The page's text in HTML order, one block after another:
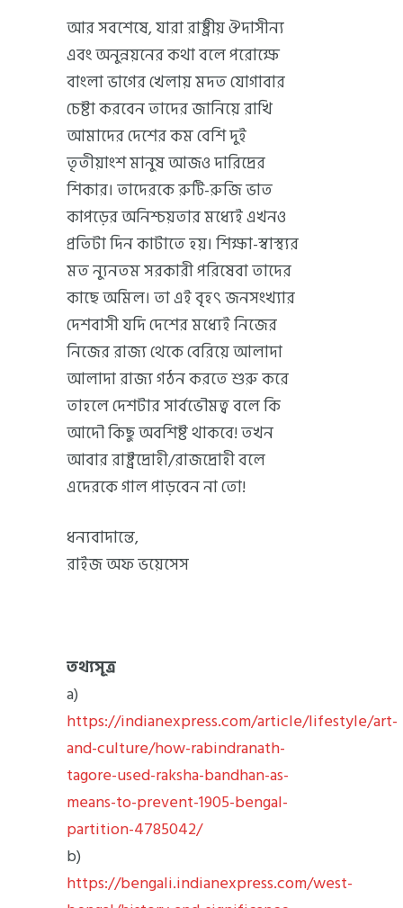
আর সবশেষে, যারা রাষ্ট্রীয় ঔদাসীন্য
এবং অনুন্নয়নের কথা বলে পরোক্ষে
বাংলা ভাগের খেলায় মদত যোগাবার
চেষ্টা করবেন তাদের জানিয়ে রাখি
আমাদের দেশের কম বেশি দুই
তৃতীয়াংশ মানুষ আজও দারিদ্রের
শিকার। তাদেরকে রুটি-রুজি ভাত
কাপড়ের অনিশ্চয়তার মধ্যেই এখনও
প্রতিটা দিন কাটাতে হয়। শিক্ষা-স্বাস্থ্যর
মত ন্যুনতম সরকারী পরিষেবা তাদের
কাছে অমিল। তা এই বৃহৎ জনসংখ্যার
দেশবাসী যদি দেশের মধ্যেই নিজের
নিজের রাজ্য থেকে বেরিয়ে আলাদা
আলাদা রাজ্য গঠন করতে শুরু করে
তাহলে দেশটার সার্বভৌমত্ব বলে কি
আদৌ কিছু অবশিষ্ট থাকবে! তখন
আবার রাষ্ট্রদ্রোহী/রাজদ্রোহী বলে
এদেরকে গাল পাড়বেন না তো!
ধন্যবাদান্তে,
রাইজ অফ ভয়েসেস
তথ্যসূত্র
a)
https://indianexpress.com/article/lifestyle/art-
and-culture/how-rabindranath-
tagore-used-raksha-bandhan-as-
means-to-prevent-1905-bengal-
partition-4785042/
b)
https://bengali.indianexpress.com/west-